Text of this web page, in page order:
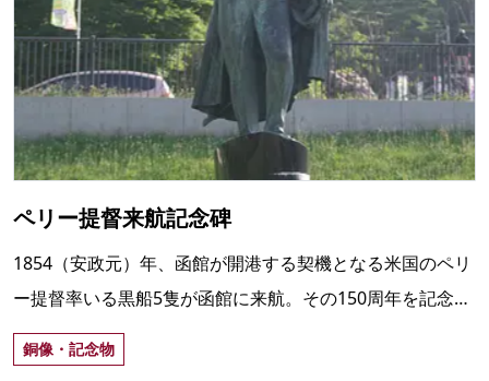
ペリー提督来航記念碑
1854（安政元）年、函館が開港する契機となる米国のペリ
ー提督率いる黒船5隻が函館に来航。その150周年を記念
し、2002（平成14）年、基坂沿いの元町公園下にペリーの
立像が設置された。
銅像・記念物